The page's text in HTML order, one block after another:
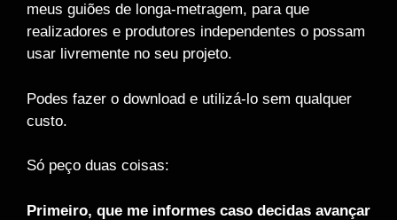
meus guiões de longa-metragem, para que
realizadores e produtores independentes o possam
usar livremente no seu projeto.
Podes fazer o download e utilizá-lo sem qualquer
custo.
Só peço duas coisas:
Primeiro, que me informes caso decidas avançar